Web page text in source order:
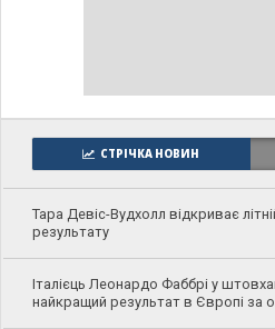
СТРІЧКА НОВИН
Тара Девіс-Вудхолл відкриває
результату
Італієць Леонардо Фаббрі у
найкращий результат в Європі за